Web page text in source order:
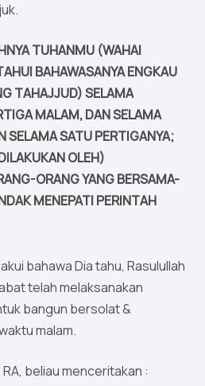
TUHANMU (WAHAI
BAHAWASANYA ENGKAU
TAHAJJUD) SELAMA
MALAM, DAN SELAMA
SELAMA SATU PERTIGANYA;
OLEH)
ORANG YANG BERSAMA-
MENEPATI PERINTAH
bahawa Dia tahu, Rasulullah
telah melaksanakan
bangun bersolat &
malam.
RA, beliau menceritakan :